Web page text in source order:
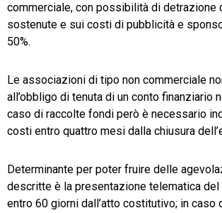
commerciale, con possibilità di detrazione
sostenute e sui costi di pubblicità e
50%.
Le associazioni di tipo non commerciale
all’obbligo di tenuta di un conto finanziario
caso di raccolte fondi però è necessario
costi entro quattro mesi dalla chiusura
Determinante per poter fruire delle
descritte è la presentazione telematica del
entro 60 giorni dall’atto costitutivo; in caso